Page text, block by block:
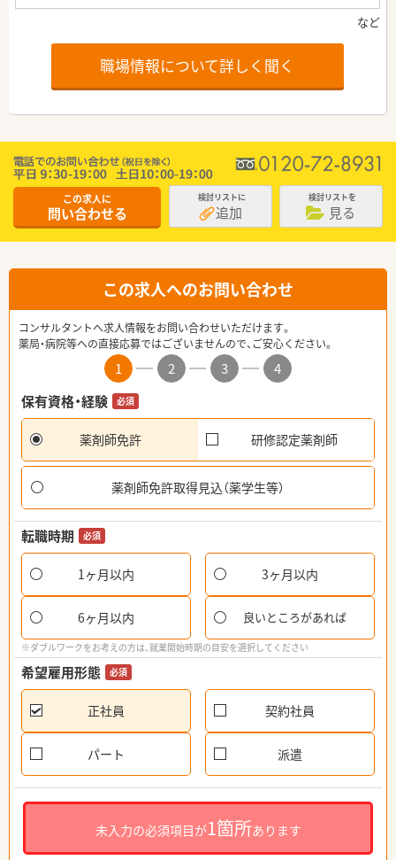
職場情報について詳しく聞く
この求人に
問い合わせる
検討リストに
追加
検討リストを
見る
この求人へのお問い合わせ
コンサルタントへ求人情報をお問い合わせいただけます。
薬局・病院等への直接応募ではございませんので、ご安心ください。
1 2 3
4
保有資格・経験
必須
薬剤師免許 研修認定薬剤師
薬剤師免許取得見込（薬学生等）
転職時期 必須
1ヶ月以内 3ヶ月以内
6ヶ月以内 良いところがあれば
※ダブルワークをお考えの方は、就業開始時期の目安を選択してください
希望雇用形態 必須
正社員 契約社員
パート 派遣
未入力の必須項目が1箇所あります